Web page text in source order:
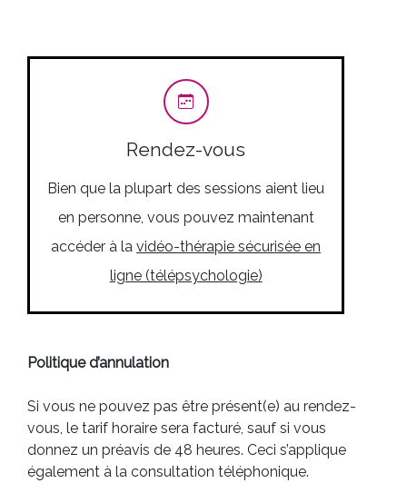
Rendez-vous
Bien que la plupart des sessions aient lieu
en personne, vous pouvez maintenant
accéder à lavidéo-thérapie sécurisée en
ligne (télépsychologie)
Politique d’annulation
Si vous ne pouvez pas être présent(e) au rendez-
vous, le tarif horaire sera facturé, sauf si vous
donnez un préavis de 48 heures. Ceci s’applique
également à la consultation téléphonique.